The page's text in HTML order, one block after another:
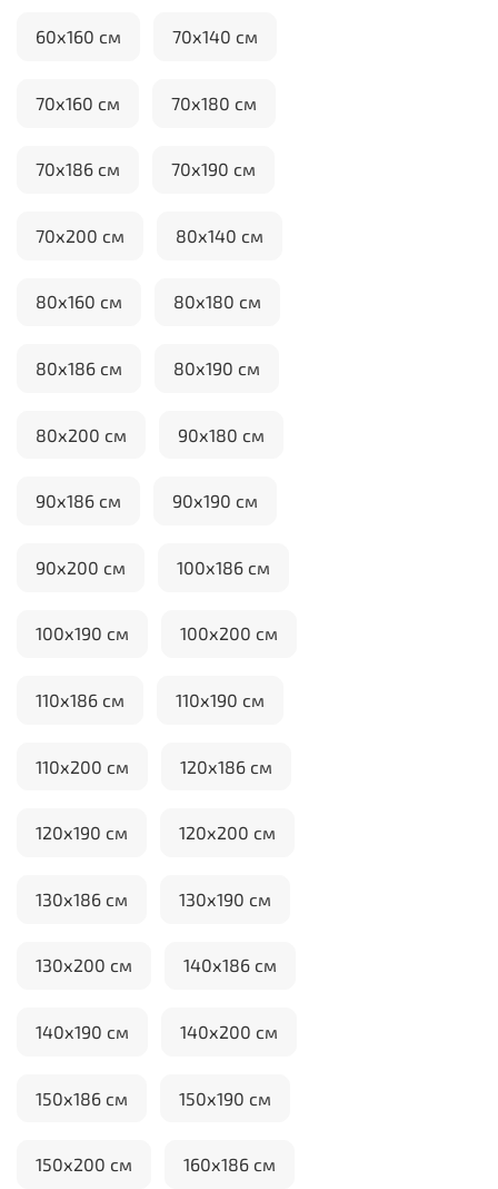
60х160 см 70х140 см
70х160 см 70х180 см
70х186 см 70х190 см
70х200 см 80х140 см
80х160 см 80х180 см
80х186 см 80х190 см
80х200 см 90х180 см
90х186 см 90х190 см
90х200 см 100х186 см
100х190 см 100х200 см
110х186 см 110х190 см
110х200 см 120х186 см
120х190 см 120х200 см
130х186 см 130х190 см
130х200 см 140х186 см
140х190 см 140х200 см
150х186 см 150х190 см
150х200 см 160х186 см